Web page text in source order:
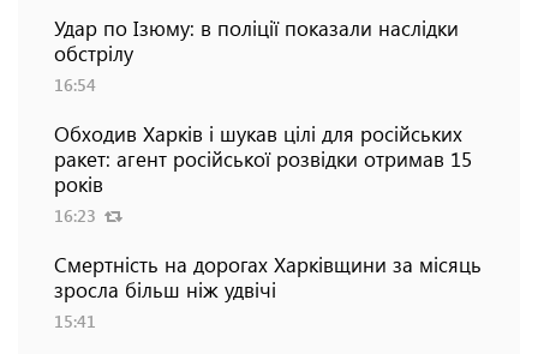
Удар по Ізюму: в поліції показали наслідки
обстрілу
16:54
Обходив Харків і шукав цілі для російських
ракет: агент російської розвідки отримав 15
років
16:23
Смертність на дорогах Харківщини за місяць
зросла більш ніж удвічі
15:41